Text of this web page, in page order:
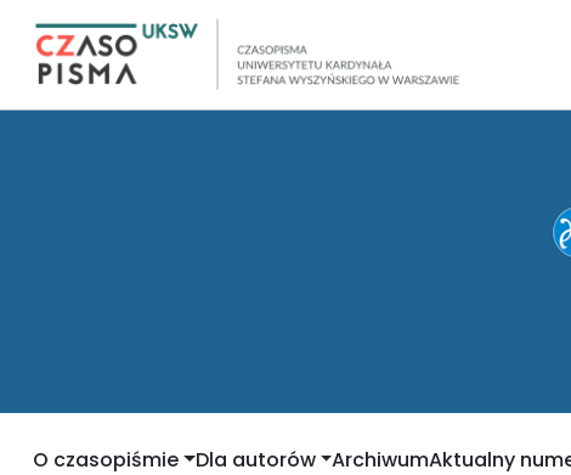
O czasopiśmie Dla autorów ArchiwumAktualny